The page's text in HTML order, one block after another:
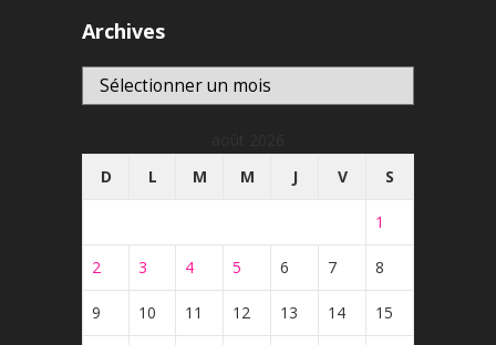
Archives
Archives
D
L M M J V S
1
2 3 4 5 6 7 8
9 10 11 12 13 14 15